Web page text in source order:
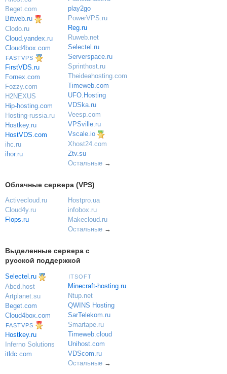
Beget.com
Bitweb.ru
Clodo.ru
Cloud.yandex.ru
Cloud4box.com
FASTVPS
FirstVDS.ru
Fornex.com
Fozzy.com
H2NEXUS
Hip-hosting.com
Hosting-russia.ru
Hostkey.ru
HostVDS.com
ihc.ru
ihor.ru
play2go
PowerVPS.ru
Reg.ru
Ruweb.net
Selectel.ru
Serverspace.ru
Sprinthost.ru
Theideahosting.com
Timeweb.com
UFO.Hosting
VDSka.ru
Veesp.com
VPSville.ru
Vscale.io
Xhost24.com
Ztv.su
Остальные→
Облачные сервера (VPS)
Activecloud.ru
Cloud4y.ru
Flops.ru
Hostpro.ua
infobox.ru
Makecloud.ru
Остальные→
Выделенные сервера с
русской поддержкой
Selectel.ru
Abcd.host
Artplanet.su
Beget.com
Cloud4box.com
FASTVPS
Hostkey.ru
Inferno Solutions
itldc.com
ITSOFT
Minecraft-hosting.ru
Ntup.net
QWINS Hosting
SarTelekom.ru
Smartape.ru
Timeweb.cloud
Unihost.com
VDScom.ru
Остальные→